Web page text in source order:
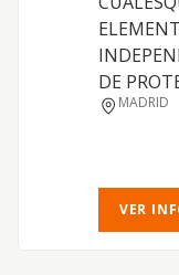
DE
MADRID
VER